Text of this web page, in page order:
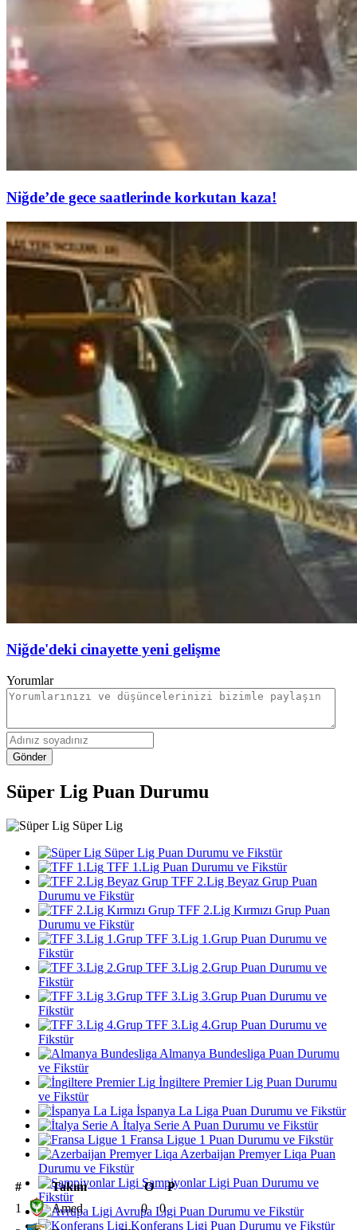
Niğde’de gece saatlerinde korkutan kaza!
Niğde'deki cinayette yeni gelişme
Yorumlar
Gönder
Süper Lig Puan Durumu
Süper Lig
Süper Lig Puan Durumu ve Fikstür
TFF 1.Lig Puan Durumu ve Fikstür
TFF 2.Lig Beyaz Grup Puan
Durumu ve Fikstür
TFF 2.Lig Kırmızı Grup Puan
Durumu ve Fikstür
TFF 3.Lig 1.Grup Puan Durumu ve
Fikstür
TFF 3.Lig 2.Grup Puan Durumu ve
Fikstür
TFF 3.Lig 3.Grup Puan Durumu ve
Fikstür
TFF 3.Lig 4.Grup Puan Durumu ve
Fikstür
Almanya Bundesliga Puan Durumu
ve Fikstür
İngiltere Premier Lig Puan Durumu
ve Fikstür
İspanya La Liga Puan Durumu ve Fikstür
İtalya Serie A Puan Durumu ve Fikstür
Fransa Ligue 1 Puan Durumu ve Fikstür
Azerbaijan Premyer Liqa Puan
Durumu ve Fikstür
Şampiyonlar Ligi Puan Durumu ve
Fikstür
Avrupa Ligi Puan Durumu ve Fikstür
Konferans Ligi Puan Durumu ve Fikstür
# Takım O
P
1
Amed 0
0